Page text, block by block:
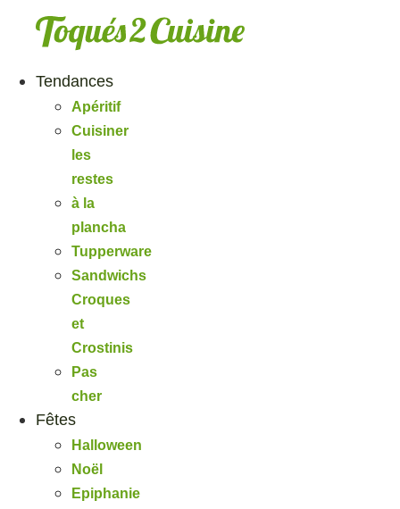
Tendances
Apéritif
Cuisiner
les
restes
à la
plancha
Tupperware
Sandwichs
Croques
et
Crostinis
Pas
cher
Fêtes
Halloween
Noël
Epiphanie